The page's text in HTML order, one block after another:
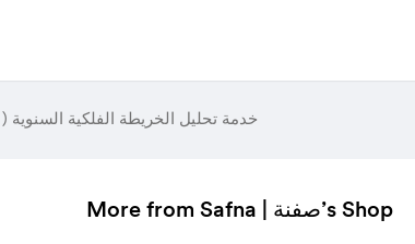
خدمة تحليل الخريطة الفلكية السنوية
More from Safna | صفنة’s Shop